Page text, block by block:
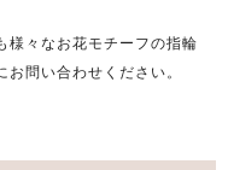
様々なお花モチーフの指輪
問い合わせください。